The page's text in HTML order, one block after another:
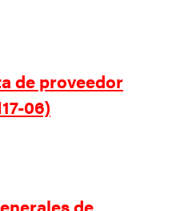
de proveedor
06)
de